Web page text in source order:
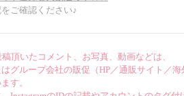
ご確認ください♪
稿頂いたコメント、お写真、動画などは、
はグループ会社の販促（HP／通販サイト／
す。